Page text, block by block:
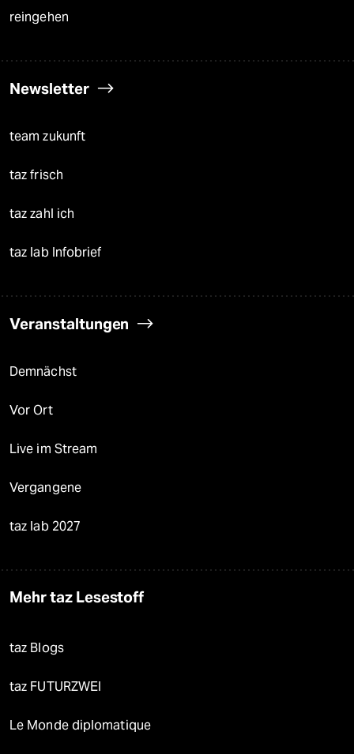
reingehen
Newsletter
team zukunft
taz frisch
taz zahl ich
taz lab Infobrief
Veranstaltungen
Demnächst
Vor Ort
Live im Stream
Vergangene
taz lab 2027
Mehr taz Lesestoff
taz Blogs
taz FUTURZWEI
Le Monde diplomatique